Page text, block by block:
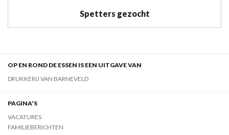
Spetters gezocht
OP EN ROND DE ESSEN IS EEN UITGAVE VAN
DRUKKERIJ VAN BARNEVELD
PAGINA'S
VACATURES
FAMILIEBERICHTEN